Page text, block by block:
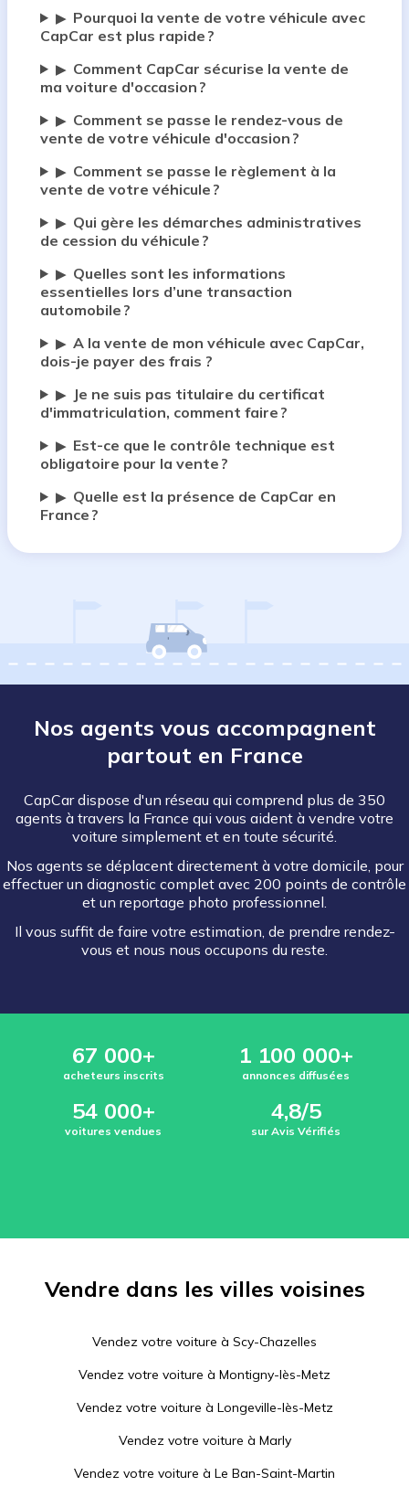
▶ Pourquoi la vente de votre véhicule avec
CapCar est plus rapide ?
▶ Comment CapCar sécurise la vente de
ma voiture d'occasion ?
▶ Comment se passe le rendez-vous de
vente de votre véhicule d'occasion ?
▶ Comment se passe le règlement à la
vente de votre véhicule ?
▶ Qui gère les démarches administratives
de cession du véhicule ?
▶ Quelles sont les informations
essentielles lors d’une transaction
automobile ?
▶ A la vente de mon véhicule avec CapCar,
dois-je payer des frais ?
▶
Je ne suis pas titulaire du certificat
d'immatriculation, comment faire ?
▶ Est-ce que le contrôle technique est
obligatoire pour la vente ?
▶ Quelle est la présence de CapCar en
France ?
Nos agents vous accompagnent
partout en France
CapCar dispose d'un réseau qui comprend plus de 350
agents à travers la France qui vous aident à vendre votre
voiture simplement et en toute sécurité.
Nos agents se déplacent directement à votre domicile, pour
effectuer un diagnostic complet avec 200 points de contrôle
et un reportage photo professionnel.
Il vous suffit de faire votre estimation, de prendre rendez-
vous et nous nous occupons du reste.
67 000+
acheteurs inscrits
1 100 000+
annonces diffusées
54 000+
voitures vendues
4,8/5
sur Avis Vérifiés
Vendre dans les villes voisines
Vendez votre voiture à Scy-Chazelles
Vendez votre voiture à Montigny-lès-Metz
Vendez votre voiture à Longeville-lès-Metz
Vendez votre voiture à Marly
Vendez votre voiture à Le Ban-Saint-Martin